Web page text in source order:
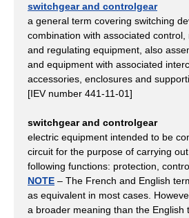
switchgear and controlgear
a general term covering switching
combination with associated
and regulating equipment, also
and equipment with associated
accessories, enclosures and
[IEV number 441-11-01]
switchgear and controlgear
electric equipment intended to be
circuit for the purpose of carrying
following functions: protection,
NOTE – The French and English
as equivalent in most cases.
a broader meaning than the English